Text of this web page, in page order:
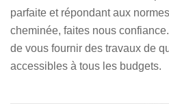
parfaite et répondant aux
cheminée, faites nous
de vous fournir des travaux de
accessibles à tous les budgets.